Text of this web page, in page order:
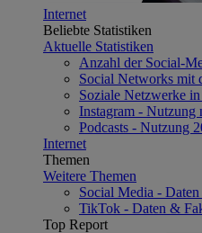
Internet
Beliebte Statistiken
Aktuelle Statistiken
Anzahl der Social-
Social Networks mit
Soziale Netzwerke
Instagram - Nutzung
Podcasts - Nutzung
Internet
Themen
Weitere Themen
Social Media -
TikTok - Daten &
Top Report